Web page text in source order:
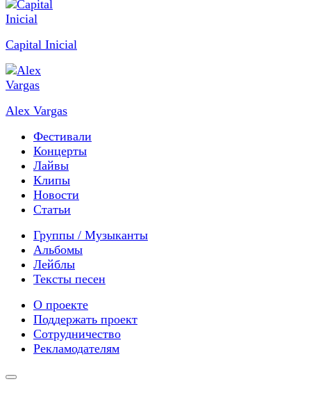
Capital Inicial
Alex Vargas
Фестивали
Концерты
Лайвы
Клипы
Новости
Статьи
Группы / Музыканты
Альбомы
Лейблы
Тексты песен
О проекте
Поддержать проект
Сотрудничество
Рекламодателям